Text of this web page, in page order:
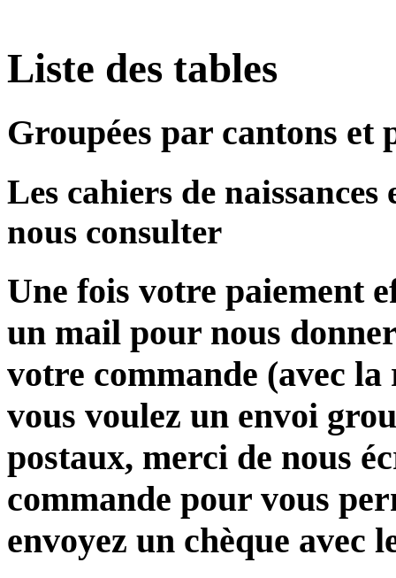
Liste des tables
Groupées par cantons et
Les cahiers de
nous consulter
Une fois votre paiement
un mail pour nous
votre commande (avec
vous voulez un envoi
postaux, merci de nous
commande pour vous
envoyez un chèque avec